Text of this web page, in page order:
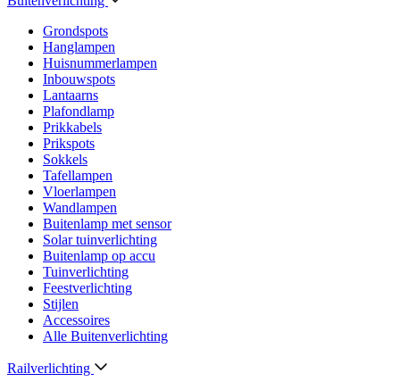
Grondspots
Hanglampen
Huisnummerlampen
Inbouwspots
Lantaarns
Plafondlamp
Prikkabels
Prikspots
Sokkels
Tafellampen
Vloerlampen
Wandlampen
Buitenlamp met sensor
Solar tuinverlichting
Buitenlamp op accu
Tuinverlichting
Feestverlichting
Stijlen
Accessoires
Alle Buitenverlichting
Railverlichting